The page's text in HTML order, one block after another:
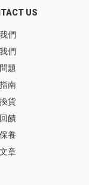
US
們
們
題
南
貨
饋
養
章